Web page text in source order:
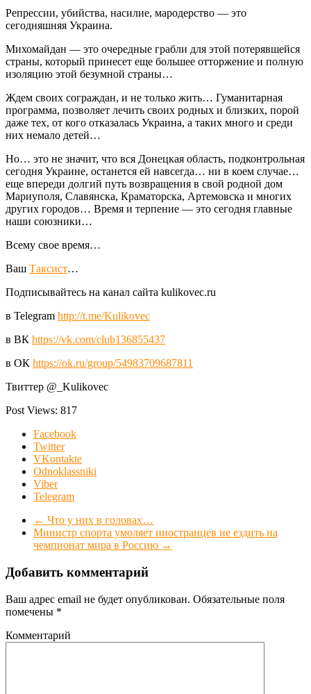
Репрессии, убийства, насилие, мародерство — это
сегодняшняя Украина.
Михомайдан — это очередные грабли для этой потерявшейся
страны, который принесет еще большее отторжение и полную
изоляцию этой безумной страны…
Ждем своих сограждан, и не только жить… Гуманитарная
программа, позволяет лечить своих родных и близких, порой
даже тех, от кого отказалась Украина, а таких много и среди
них немало детей…
Но… это не значит, что вся Донецкая область, подконтрольная
сегодня Украине, останется ей навсегда… ни в коем случае…
еще впереди долгий путь возвращения в свой родной дом
Мариуполя, Славянска, Краматорска, Артемовска и многих
других городов… Время и терпение — это сегодня главные
наши союзники…
Всему свое время…
Ваш Таксист…
Подписывайтесь на канал сайта kulikovec.ru
в Telegram http://t.me/Kulikovec
в ВК https://vk.com/club136855437
в ОК https://ok.ru/group/54983709687811
Твиттер @_Kulikovec
Post Views: 817
Facebook
Twitter
VKontakte
Odnoklassniki
Viber
Telegram
← Что у них в головах…
Министр спорта умоляет иностранцев не ездить на
чемпионат мира в Россию →
Добавить комментарий
Ваш адрес email не будет опубликован. Обязательные поля
помечены *
Комментарий